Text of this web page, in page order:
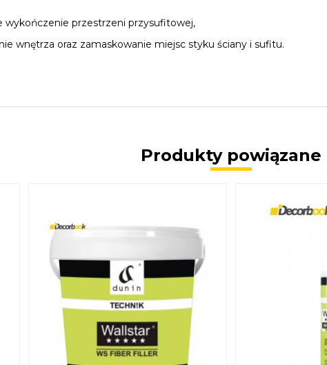
wykończenie przestrzeni przysufitowej,
wnętrza oraz zamaskowanie miejsc styku ściany i sufitu.
Produkty powiązane